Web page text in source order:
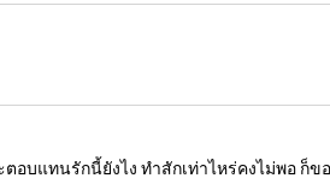
อบแทนรักนี้ยังไง ทำสักเท่าไหร่คงไม่พอ ก็